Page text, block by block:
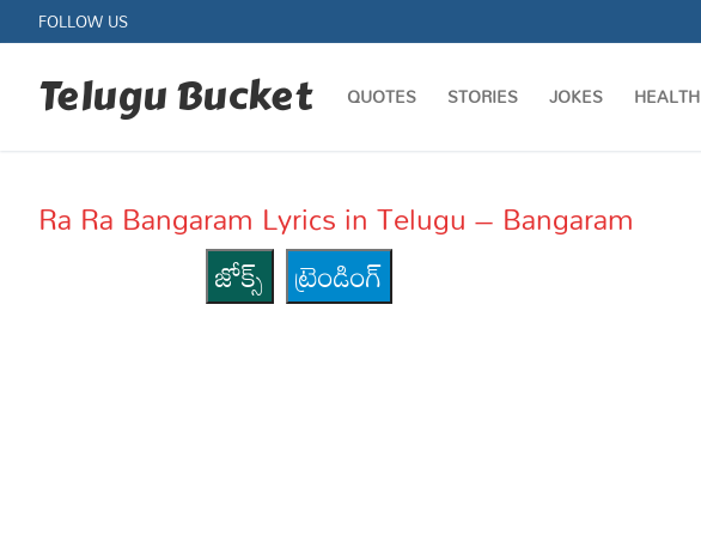
to
content
FOLLOW US
Telugu Bucket QUOTES STORIES JOKES HEALTH
Ra Ra Bangaram Lyrics in Telugu – Bangaram
జోక్స్
ట్రెండింగ్